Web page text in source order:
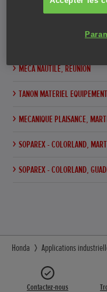
MECA NAUTILE, RÉUNION
TANON MATERIEL
MECANIQUE PLAISANCE,
SOPAREX - COLORLAND,
SOPAREX - COLORLAND,
Honda Applications
Contactez-nous